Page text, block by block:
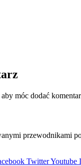
aby móc dodać
przewodnikami
TwitterYoutube